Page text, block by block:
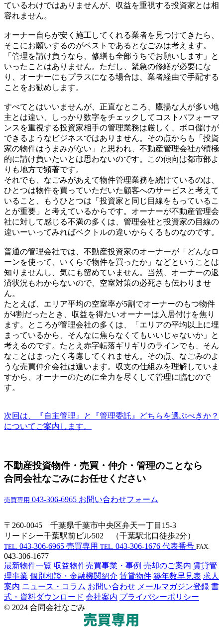
ているわけではありませんが、収益を重視する投資家とは相
容れません。
オーナー自らが安く施工してくれる業者を見つけてきたら、
そこにお願いするのがベストであるとなごみは考えます。
「管理を請け負うなら、修繕も全部うちでお願いします」と
いったことはありません。ただし、緊急の修繕が必要にな
り、オーナーにもプラスになる場合は、業者経由で手配する
ことをお勧めします。
すべてとはいいませんが、正直なところ、鷹揚な人が多い地
主とは違い、しっかり数字をチェックしてコストパフォーマ
ンスを重視する投資家相手の管理業務は厳しく、ボロ儲けが
できるようなビジネスではありません。その点からも「投資
家の物件はうまみがない」と思われ、不動産管理会社が積極
的に請け負いたいとは思わないのです。この傾向は都市部よ
りも地方で顕著です。
それでも、なごみがあえて物件管理業務を続けているのは、
ひとつは物件を買っていただいた顧客へのサービスと考えて
いること、もうひとつは「投資家と同じ目線をもっているこ
とが重要」と考えているからです。オーナーが不動産管理会
社に対して感じる不満の多くは、管理会社と投資家の目線の
違いーいってみればベクトルの違いからくるものなのです。
普通の管理会社では、不動産投資家のオーナーが「どんなロ
ーンを使って、いくらで物件を買ったか」などということは
知りませんし、気にも留めていません。当然、オーナーの返
済状況もわからないので、空室対策の必死さも伝わりませ
ん。
たとえば、エリア平均の空室率が5割でオーナーのもつ物件
が4割だったとき、収益を得たいオーナーは入居付けを焦り
ます。ところが管理会社の多くは、「エリアの平均以上に埋
まっているから、そんなに焦らなくてもいいじゃないか」と
考えるのです。たとえ赤字転落ギリギリのラインでも、そん
なことはまったく考慮してくれません。その点、なごみのよ
うな売買仲介会社は違います。収支の仕組みを理解していま
すから、オーナーのために全力を尽くして管理に臨むので
す。
次回は、『自主管理』と『管理委託』どちらを選ぶべきか？
についてご案内します。
不動産投資物件・売買・仲介・管理のことなら
合同会社なごみにお任せください
売買専用 043-306-6965 お問い合わせフォーム
〒260-0045 千葉県千葉市中央区弁天一丁目15-3
リードシー千葉駅前ビル502 （千葉駅北口徒歩2分）
TEL. 043-306-6965 売買専用 TEL. 043-306-1676 代表番号 FAX.
043-306-1677
最新物件一覧 収益物件売買事業・事例 売却のご案内 賃貸管
理事業 個別相談・金融機関紹介 賃貸物件 築年数早見表 求人
案内 ニュース・コラム お問い合わせ メールマガジン登録 書
式・資料ダウンロード 会社案内 プライバシーポリシー
© 2024 合同会社なごみ